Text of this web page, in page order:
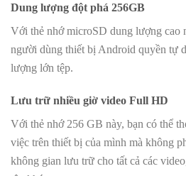
Dung lượng đột phá 256GB
Với thẻ nhớ microSD dung lượng cao
người dùng thiết bị Android quyền tự
lượng lớn tệp.
Lưu trữ nhiều giờ video Full HD
Với thẻ nhớ 256 GB này, bạn có thể
việc trên thiết bị của mình mà không
không gian lưu trữ cho tất cả các